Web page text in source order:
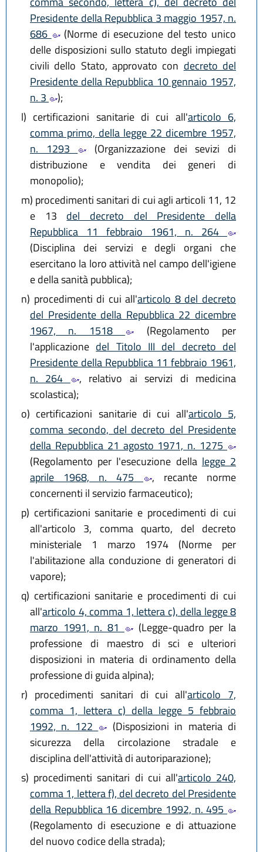
Presidente della Repubblica 3 maggio 1957, n.
686
(Norme di esecuzione del testo unico
delle disposizioni sullo statuto degli impiegati
civili dello Stato, approvato con decreto del
Presidente della Repubblica 10 gennaio 1957,
n. 3
);
l) certificazioni sanitarie di cui all'articolo 6,
comma primo, della legge 22 dicembre 1957,
n. 1293
(Organizzazione dei sevizi di
distribuzione e vendita dei generi di
monopolio);
m) procedimenti sanitari di cui agli articoli 11, 12
e 13 del decreto del Presidente della
Repubblica 11 febbraio 1961, n. 264
(Disciplina dei servizi e degli organi che
esercitano la loro attività nel campo dell'igiene
e della sanità pubblica);
n) procedimenti di cui all'articolo 8 del decreto
del Presidente della Repubblica 22 dicembre
1967, n. 1518
(Regolamento per
l'applicazione del Titolo III del decreto del
Presidente della Repubblica 11 febbraio 1961,
n. 264
, relativo ai servizi di medicina
scolastica);
o) certificazioni sanitarie di cui all'articolo 5,
comma secondo, del decreto del Presidente
della Repubblica 21 agosto 1971, n. 1275
(Regolamento per l'esecuzione della legge 2
aprile 1968, n. 475
, recante norme
concernenti il servizio farmaceutico);
p) certificazioni sanitarie e procedimenti di cui
all'articolo 3, comma quarto, del decreto
ministeriale 1 marzo 1974 (Norme per
l'abilitazione alla conduzione di generatori di
vapore);
q) certificazioni sanitarie e procedimenti di cui
all'articolo 4, comma 1, lettera c), della legge 8
marzo 1991, n. 81
(Legge-quadro per la
professione di maestro di sci e ulteriori
disposizioni in materia di ordinamento della
professione di guida alpina);
r) procedimenti sanitari di cui all'articolo 7,
comma 1, lettera c) della legge 5 febbraio
1992, n. 122
(Disposizioni in materia di
sicurezza della circolazione stradale e
disciplina dell'attività di autoriparazione);
s) procedimenti sanitari di cui all'articolo 240,
comma 1, lettera f), del decreto del Presidente
della Repubblica 16 dicembre 1992, n. 495
(Regolamento di esecuzione e di attuazione
del nuovo codice della strada);